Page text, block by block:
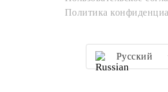
Политика
Русский